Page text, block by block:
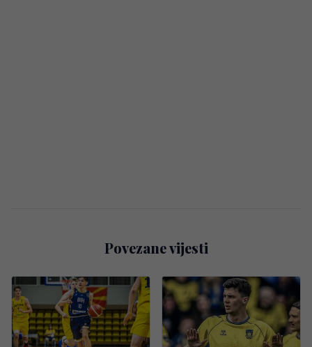
Povezane vijesti